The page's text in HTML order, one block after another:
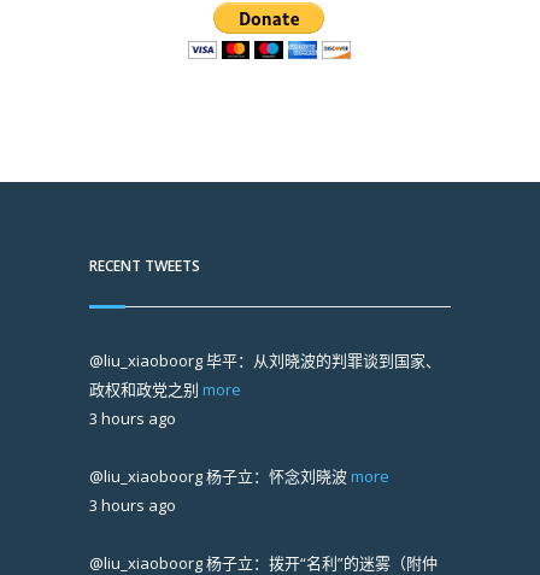
RECENT TWEETS
@liu_xiaoboorg毕平：从刘晓波的判罪谈到国家、
政权和政党之别 more
3 hours ago
@liu_xiaoboorg杨子立：怀念刘晓波 more
3 hours ago
@liu_xiaoboorg杨子立：拨开“名利”的迷雾（附仲